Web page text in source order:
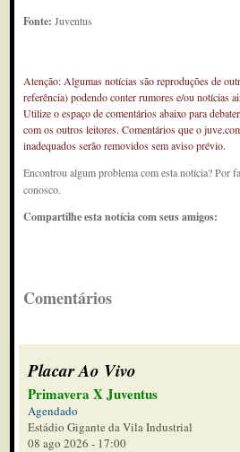
Fonte:Juventus
Atenção: Algumas notícias são reproduções de
referência) podendo conter rumores e/ou notícias
Utilize o espaço de comentários abaixo para
com os outros leitores. Comentários que o
inadequados serão removidos sem aviso prévio.
Encontrou algum problema com esta notícia? Por
conosco.
Compartilhe esta notícia com seus amigos:
Comentários
Placar Ao Vivo
Primavera X Juventus
Agendado
Estádio Gigante da Vila Industrial
08 ago 2026 - 17:00